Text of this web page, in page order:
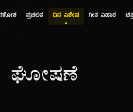
ಪ್ರಚಲಿತ ದಿನ ವಿಶೇಷ ಗೀತ ವಿಹಾರ
ಘೋಷಣೆ